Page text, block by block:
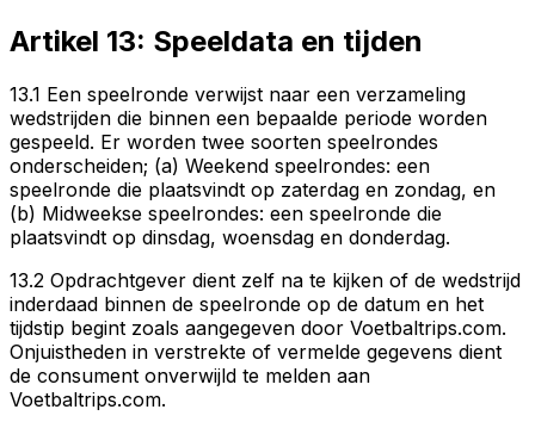
Artikel 13: Speeldata en tijden
13.1 Een speelronde verwijst naar een verzameling
wedstrijden die binnen een bepaalde periode worden
gespeeld. Er worden twee soorten speelrondes
onderscheiden; (a) Weekend speelrondes: een
speelronde die plaatsvindt op zaterdag en zondag, en
(b) Midweekse speelrondes: een speelronde die
plaatsvindt op dinsdag, woensdag en donderdag.
13.2 Opdrachtgever dient zelf na te kijken of de wedstrijd
inderdaad binnen de speelronde op de datum en het
tijdstip begint zoals aangegeven door Voetbaltrips.com.
Onjuistheden in verstrekte of vermelde gegevens dient
de consument onverwijld te melden aan
Voetbaltrips.com.